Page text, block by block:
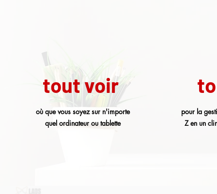
tout voir
où que vous soyez sur n'importe
quel ordinateur ou tablette
pour la
Z en un